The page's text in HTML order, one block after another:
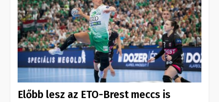
Előbb lesz az ETO-Brest meccs is